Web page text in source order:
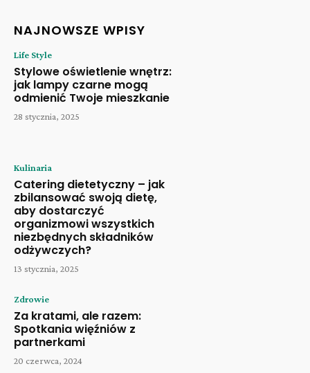
NAJNOWSZE WPISY
Life Style
Stylowe oświetlenie wnętrz:
jak lampy czarne mogą
odmienić Twoje mieszkanie
28 stycznia, 2025
Kulinaria
Catering dietetyczny – jak
zbilansować swoją dietę,
aby dostarczyć
organizmowi wszystkich
niezbędnych składników
odżywczych?
13 stycznia, 2025
Zdrowie
Za kratami, ale razem:
Spotkania więźniów z
partnerkami
20 czerwca, 2024